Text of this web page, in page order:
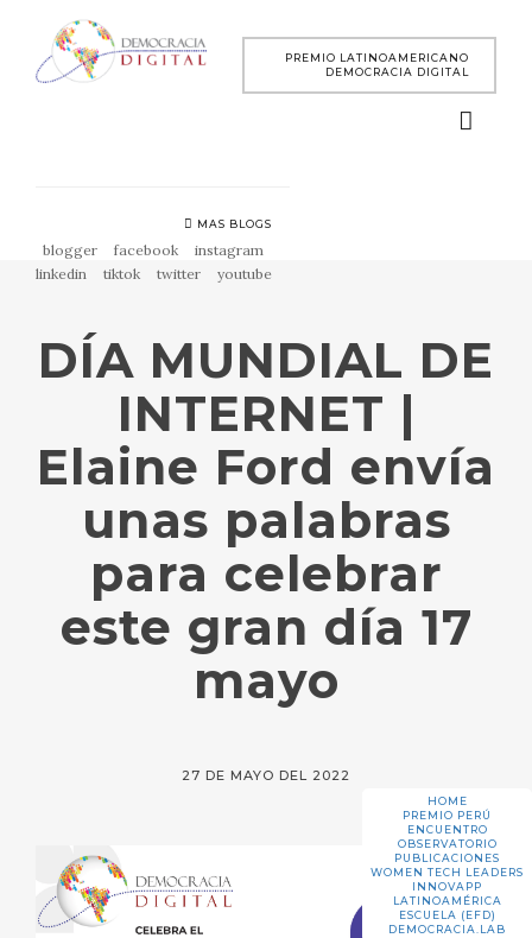
PREMIO LATINOAMERICANO
DEMOCRACIA DIGITAL
MAS BLOGS
blogger facebook
instagram
linkedin
tiktok twitter youtube
HOME
PREMIO PERÚ
ENCUENTRO
OBSERVATORIO
PUBLICACIONES
WOMEN TECH LEADERS
INNOVAPP
LATINOAMÉRICA
ESCUELA (EFD)
DEMOCRACIA.LAB
DÍA MUNDIAL DE
INTERNET |
Elaine Ford envía
unas palabras
para celebrar
este gran día 17
mayo
27 DE MAYO DEL 2022